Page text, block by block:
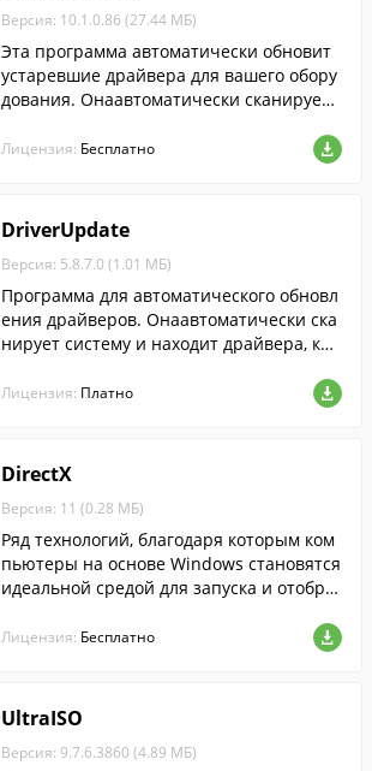
Версия: 10.1.0.86 (27.44 МБ)
Эта программа автоматически обновит
устаревшие драйвера для вашего обору
дования. Онаавтоматически сканирует
йвера....
Лицензия: Бесплатно
DriverUpdate
Версия: 5.8.7.0 (1.01 МБ)
Программа для автоматического обновл
ения драйверов. Онаавтоматически ска
нирует систему и находит драйвера, кот
Лицензия: Платно
DirectX
Версия: 11 (0.28 МБ)
Ряд технологий, благодаря которым ком
пьютеры на основе Windows становятся
идеальной средой для запуска и отобра
и мультимедиа....
Лицензия: Бесплатно
UltraISO
Версия: 9.7.6.3860 (4.89 МБ)